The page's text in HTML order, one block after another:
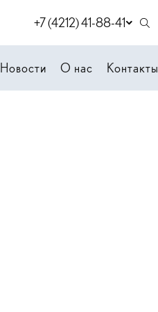
+7 (4212) 41-88-41
Новости О нас Контакты